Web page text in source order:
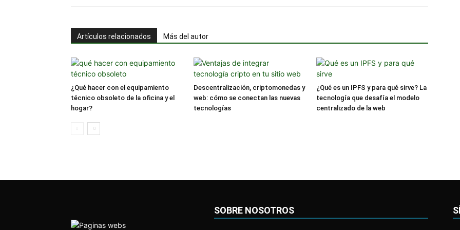
Artículos relacionados Más del autor
¿Qué hacer con el equipamiento
técnico obsoleto de la oficina y el
hogar?
Descentralización, criptomonedas y
web: cómo se conectan las nuevas
tecnologías
¿Qué es un IPFS y para qué sirve? La
tecnología que desafía el modelo
centralizado de la web
SOBRE NOSOTROS